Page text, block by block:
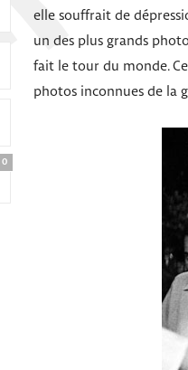
0
elle souffrait de
un des plus grands
fait le tour du monde.
photos inconnues de la